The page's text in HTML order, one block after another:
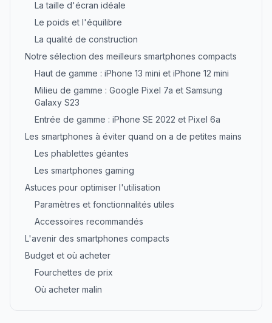
La taille d'écran idéale
Le poids et l'équilibre
La qualité de construction
Notre sélection des meilleurs smartphones compacts
Haut de gamme : iPhone 13 mini et iPhone 12 mini
Milieu de gamme : Google Pixel 7a et Samsung
Galaxy S23
Entrée de gamme : iPhone SE 2022 et Pixel 6a
Les smartphones à éviter quand on a de petites mains
Les phablettes géantes
Les smartphones gaming
Astuces pour optimiser l'utilisation
Paramètres et fonctionnalités utiles
Accessoires recommandés
L'avenir des smartphones compacts
Budget et où acheter
Fourchettes de prix
Où acheter malin